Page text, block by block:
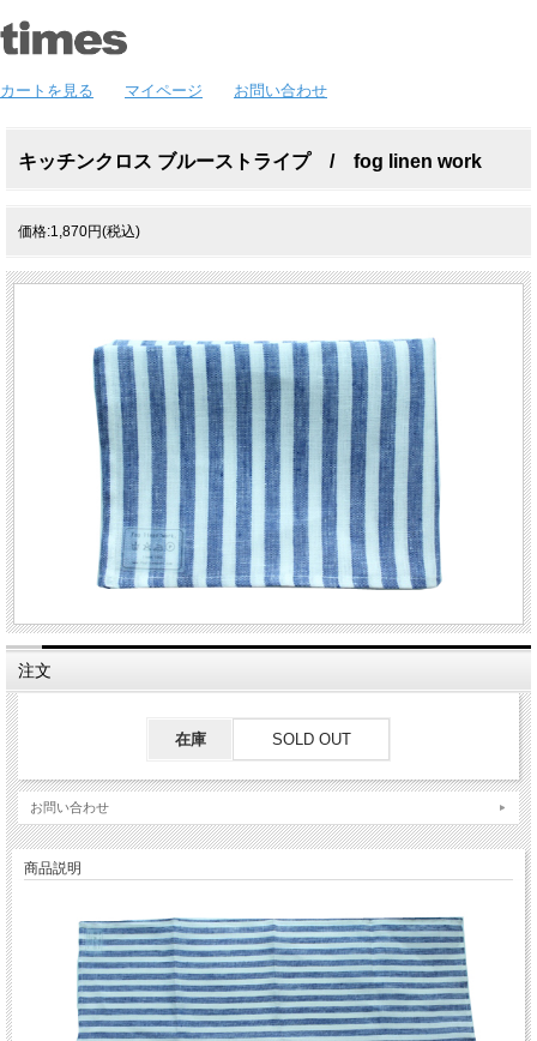
カートを見る マイページ お問い合わせ
キッチンクロス ブルーストライプ / fog linen work
価格:1,870円(税込)
注文
在庫 SOLD OUT
お問い合わせ
商品説明